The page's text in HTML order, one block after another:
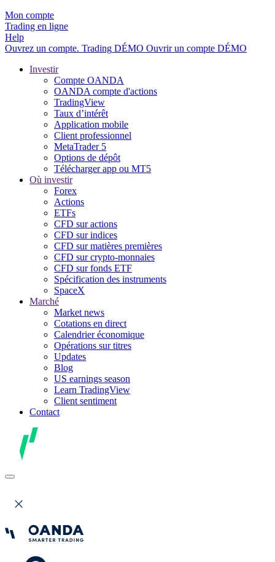
Mon compte
Trading en ligne
Help
Ouvrez un compte. Trading DÉMO Ouvrir un compte DÉMO
Investir
Compte OANDA
OANDA compte d'actions
TradingView
Taux d’intérêt
Application mobile
Client professionnel
MetaTrader 5
Options de dépôt
Télécharger app ou MT5
Où investir
Forex
Actions
ETFs
CFD sur actions
CFD sur indices
CFD sur matières premières
CFD sur crypto-monnaies
CFD sur fonds ETF
Spécification des instruments
SpaceX
Marché
Market news
Cotations en direct
Calendrier économique
Opérations sur titres
Updates
Blog
US earnings season
Learn TradingView
Client sentiment
Contact